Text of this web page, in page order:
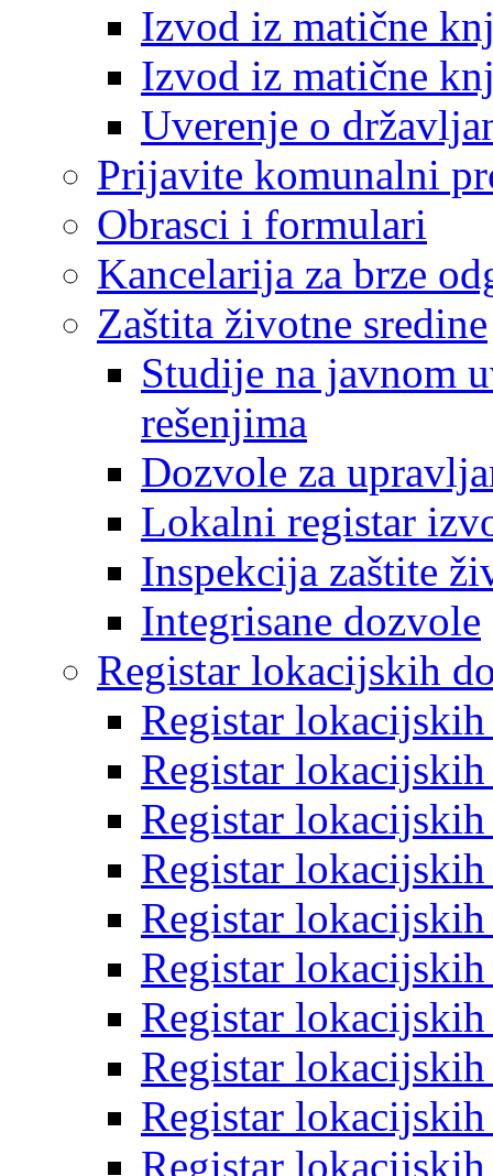
Izvod iz matične
Izvod iz matične
Uverenje o
Prijavite komunalni
Obrasci i formulari
Kancelarija za brze
Zaštita životne sredine
Studije na javnom
rešenjima
Dozvole za
Lokalni registar
Inspekcija zaštite
Integrisane dozvole
Registar lokacijskih
Registar
Registar
Registar
Registar
Registar
Registar
Registar
Registar
Registar
Registar